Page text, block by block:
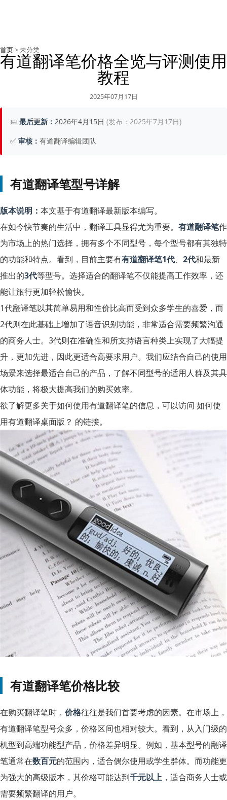
首页> 未分类
有道翻译笔价格全览与评测使用
教程
2025年07月17日
📅 最后更新： 2026年4月15日 (发布：2025年7月17日)
✅ 审核： 有道翻译编辑团队
有道翻译笔型号详解
版本说明： 本文基于有道翻译最新版本编写。
在如今快节奏的生活中，翻译工具显得尤为重要。 有道翻译笔作
为市场上的热门选择，拥有多个不同型号，每个型号都有其独特
的功能和特点。看到，目前主要有有道翻译笔1代、 2代和最新
推出的3代等型号。选择适合的翻译笔不仅能提高工作效率，还
能让旅行更加轻松愉快。
1代翻译笔以其简单易用和性价比高而受到众多学生的喜爱，而
2代则在此基础上增加了语音识别功能，非常适合需要频繁沟通
的商务人士。3代则在准确性和所支持语言种类上实现了大幅提
升，更加先进，因此更适合高要求用户。我们应结合自己的使用
场景来选择最适合自己的产品，了解不同型号的适用人群及其具
体功能，将极大提高我们的购买效率。
欲了解更多关于如何使用有道翻译笔的信息，可以访问 如何使
用有道翻译桌面版？ 的链接。
有道翻译笔价格比较
在购买翻译笔时， 价格往往是我们首要考虑的因素。在市场上，
有道翻译笔型号众多，价格区间也相对较大。看到，从入门级的
机型到高端功能型产品，价格差异明显。例如，基本型号的翻译
笔通常在数百元的范围内，适合偶尔使用或学生群体。而功能更
为强大的高级版本，其价格可能达到千元以上 ，适合商务人士或
需要频繁翻译的用户。